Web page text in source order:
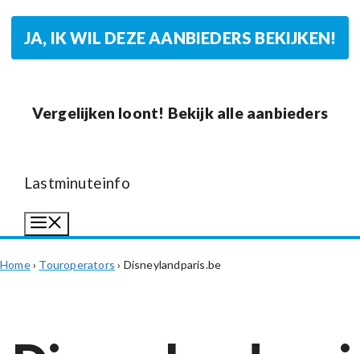
Vergelijken loont! Bekijk alle aanbieders
Lastminuteinfo
Home› Touroperators › Disneylandparis.be